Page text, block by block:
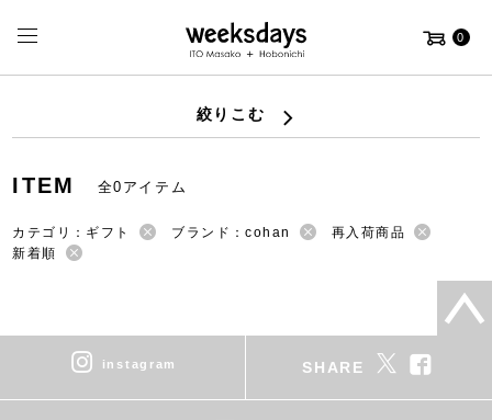
0
絞りこむ
ITEM 全0アイテム
カテゴリ：ギフト ブランド：cohan
再入荷商品
新着順
instagram SHARE